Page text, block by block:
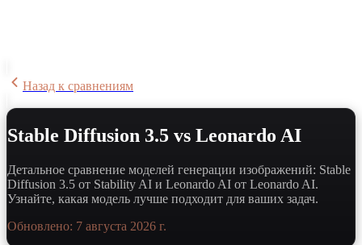
Назад к сравнениям
Stable Diffusion 3.5 vs Leonardo AI
Детальное сравнение моделей генерации изображений: Stable
Diffusion 3.5 от Stability AI и Leonardo AI от Leonardo AI.
Узнайте, какая модель лучше подходит для ваших задач.
Обновлено: 7 августа 2026 г.